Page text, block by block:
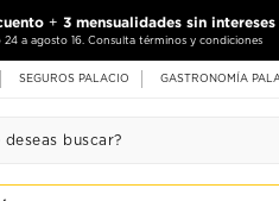
+ 3 mensualidades sin intereses
24 a agosto 16. Consulta términos y condiciones
SEGUROS PALACIO GASTRONOMÍA